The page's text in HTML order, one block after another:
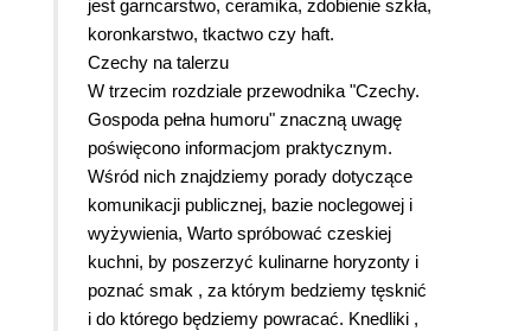
jest garncarstwo, ceramika, zdobienie szkła,
koronkarstwo, tkactwo czy haft.
Czechy na talerzu
W trzecim rozdziale przewodnika "Czechy.
Gospoda pełna humoru" znaczną uwagę
poświęcono informacjom praktycznym.
Wśród nich znajdziemy porady dotyczące
komunikacji publicznej, bazie noclegowej i
wyżywienia, Warto spróbować czeskiej
kuchni, by poszerzyć kulinarne horyzonty i
poznać smak , za którym bedziemy tęsknić
i do którego będziemy powracać. Knedliki ,